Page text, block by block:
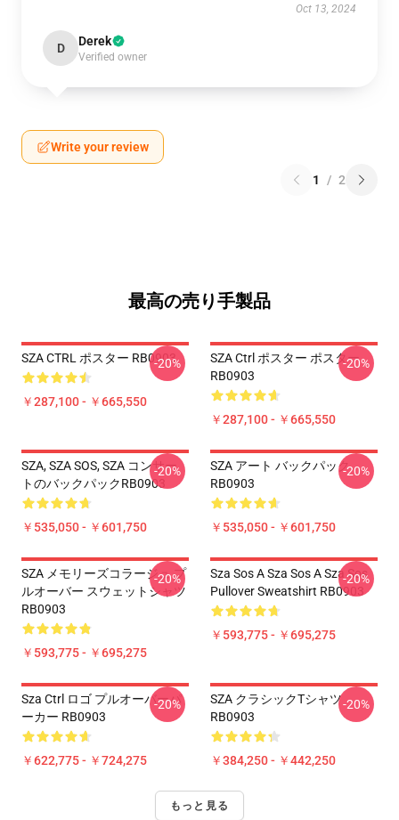
Oct 13, 2024
D Derek
Verified owner
Write your review
1 / 2
最高の売り手製品
SZA CTRL ポスター RB0903
￥287,100 - ￥665,550
-20%
SZA Ctrl ポスター ポスター
RB0903
￥287,100 - ￥665,550
-20%
SZA, SZA SOS, SZA コンサー
トのバックパックRB0903
￥535,050 - ￥601,750
-20%
SZA アート バックパック
RB0903
￥535,050 - ￥601,750
-20%
SZA メモリーズコラージュ プ
ルオーバー スウェットシャツ
RB0903
￥593,775 - ￥695,275
-20%
Sza Sos A Sza Sos A Sza Sos
Pullover Sweatshirt RB0903
￥593,775 - ￥695,275
-20%
Sza Ctrl ロゴ プルオーバーパ
ーカー RB0903
￥622,775 - ￥724,275
-20%
SZA クラシックTシャツ
RB0903
￥384,250 - ￥442,250
-20%
もっと見る